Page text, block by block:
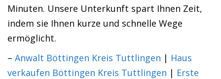
Minuten. Unsere Unterkunft spart Ihnen Zeit,
indem sie Ihnen kurze und schnelle Wege
ermöglicht.
– Anwalt Böttingen Kreis Tuttlingen | Haus
verkaufen Böttingen Kreis Tuttlingen | Erste